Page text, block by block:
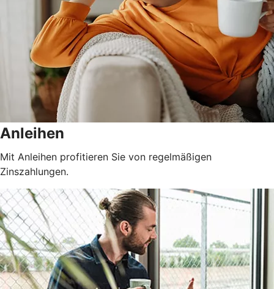
Anleihen
Mit Anleihen profitieren Sie von regelmäßigen
Zinszahlungen.